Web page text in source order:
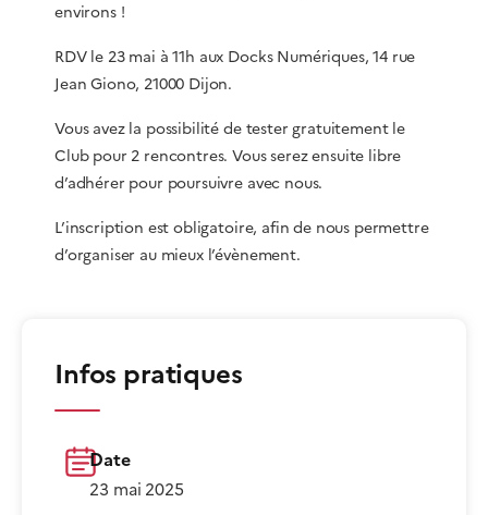
environs !
RDV le 23 mai à 11h aux Docks Numériques, 14 rue
Jean Giono, 21000 Dijon.
Vous avez la possibilité de tester gratuitement le
Club pour 2 rencontres. Vous serez ensuite libre
d’adhérer pour poursuivre avec nous.
L’inscription est obligatoire, afin de nous permettre
d’organiser au mieux l’évènement.
Infos pratiques
Date
23 mai 2025